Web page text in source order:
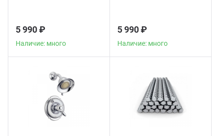
5 990 ₽
Наличие: много
5 990 ₽
Наличие: много